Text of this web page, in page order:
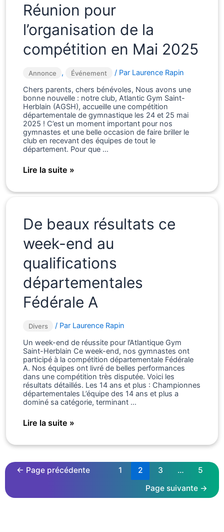
Réunion pour
l’organisation de la
compétition en Mai 2025
Annonce , Événement / Par Laurence Rapin
Chers parents, chers bénévoles, Nous avons une
bonne nouvelle : notre club, Atlantic Gym Saint-
Herblain (AGSH), accueille une compétition
départementale de gymnastique les 24 et 25 mai
2025 ! C’est un moment important pour nos
gymnastes et une belle occasion de faire briller le
club en recevant des équipes de tout le
département. Pour que …
Réunion
compétition
en
2025
Lire la suite »
De beaux résultats ce
week-end au
qualifications
départementales
Fédérale A
Divers / Par Laurence Rapin
Un week-end de réussite pour l’Atlantique Gym
Saint-Herblain Ce week-end, nos gymnastes ont
participé à la compétition départementale Fédérale
A. Nos équipes ont livré de belles performances
dans une compétition très disputée. Voici les
résultats détaillés. Les 14 ans et plus : Championnes
départementales L’équipe des 14 ans et plus a
dominé sa catégorie, terminant …
De
week-
end
départementales
Lire la suite »
Pagination
publications
← Page précédente 1 2 3 …
5
Page suivante →